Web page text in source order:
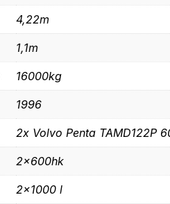
4,22m
1,1m
16000kg
1996
2x Volvo Penta TAMD122P
2x600hk
2×1000 l